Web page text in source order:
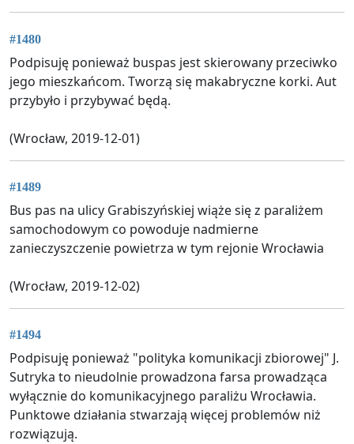
#1480
Podpisuję ponieważ buspas jest skierowany przeciwko
jego mieszkańcom. Tworzą się makabryczne korki. Aut
przybyło i przybywać będą.
(Wrocław, 2019-12-01)
#1489
Bus pas na ulicy Grabiszyńskiej wiąże się z paraliżem
samochodowym co powoduje nadmierne
zanieczyszczenie powietrza w tym rejonie Wrocławia
(Wrocław, 2019-12-02)
#1494
Podpisuję ponieważ "polityka komunikacji zbiorowej" J.
Sutryka to nieudolnie prowadzona farsa prowadząca
wyłącznie do komunikacyjnego paraliżu Wrocławia.
Punktowe działania stwarzają więcej problemów niż
rozwiązują.